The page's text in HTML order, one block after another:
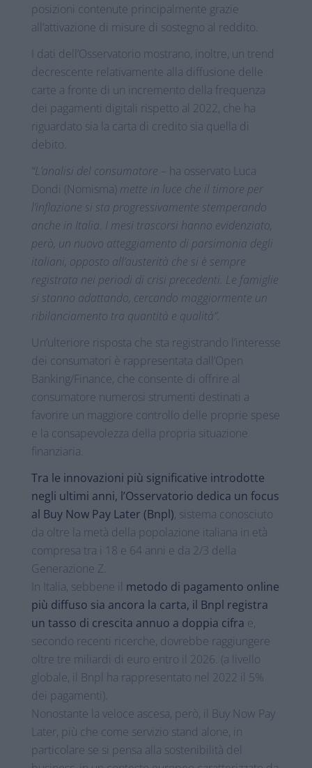
posizioni contenute principalmente grazie
all’attivazione di misure di sostegno al reddito.
I dati dell’Osservatorio mostrano, inoltre, un trend
decrescente relativamente alla diffusione delle
carte a fronte di un incremento della frequenza
dei pagamenti digitali rispetto al 2022, che ha
riguardato sia la carta di credito sia quella di
debito.
“L’analisi del consumatore – ha osservato Luca
Dondi (Nomisma) mette in luce che il timore per
l’inflazione si sta progressivamente stemperando
anche in Italia. I mesi trascorsi hanno evidenziato,
però, un nuovo atteggiamento di parsimonia degli
italiani, opposto all’austerità che si è sempre
registrata nei periodi di crisi precedenti. Le famiglie
si stanno adattando, cercando maggiormente un
ribilanciamento tra quantità e qualità”.
Un’ulteriore risposta che sta registrando l’interesse
dei consumatori è rappresentata dall’Open
Banking/Finance, che consente di offrire al
consumatore numerosi strumenti destinati a
favorire un maggiore controllo delle proprie spese
e la consapevolezza della propria situazione
finanziaria.
Tra le innovazioni più significative introdotte
negli ultimi anni, l’Osservatorio dedica un focus
al Buy Now Pay Later (Bnpl), sistema conosciuto
da oltre la metà della popolazione italiana in età
compresa tra i 18 e 64 anni e da 2/3 della
Generazione Z.
In Italia, sebbene il metodo di pagamento online
più diffuso sia ancora la carta, il Bnpl registra
un tasso di crescita annuo a doppia cifra e,
secondo recenti ricerche, dovrebbe raggiungere
oltre tre miliardi di euro entro il 2026. (a livello
globale, il Bnpl ha rappresentato nel 2022 il 5%
dei pagamenti).
Nonostante la veloce ascesa, però, il Buy Now Pay
Later, più che come servizio stand alone, in
particolare se si pensa alla sostenibilità del